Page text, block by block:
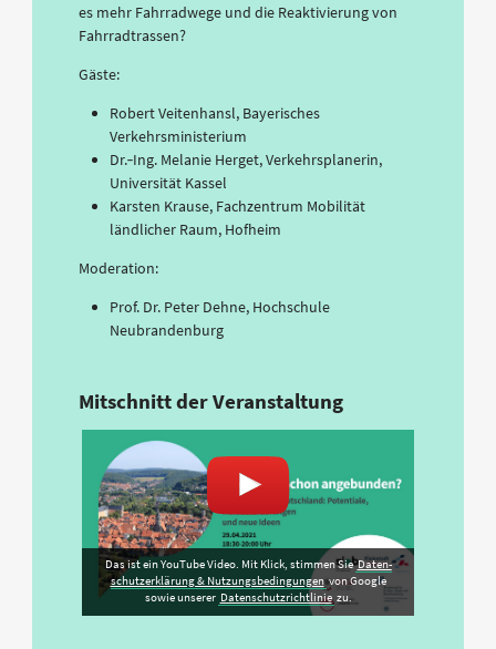
es mehr Fahrradwege und die Reaktivierung von
Fahrradtrassen?
Gäste:
Robert Veitenhansl, Bayerisches
Verkehrsministerium
Dr.‐Ing. Melanie Herget, Verkehrsplanerin,
Universität Kassel
Karsten Krause, Fachzentrum Mobilität
ländlicher Raum, Hofheim
Moderation:
Prof. Dr. Peter Dehne, Hochschule
Neubrandenburg
Mitschnitt der Veranstaltung
Das ist ein YouTube Video. Mit Klick, stimmen SieDaten­
schutz­erklärung & Nutzungs­bedingungenvon Google
sowie unserer Datenschutzrichtlinie zu.